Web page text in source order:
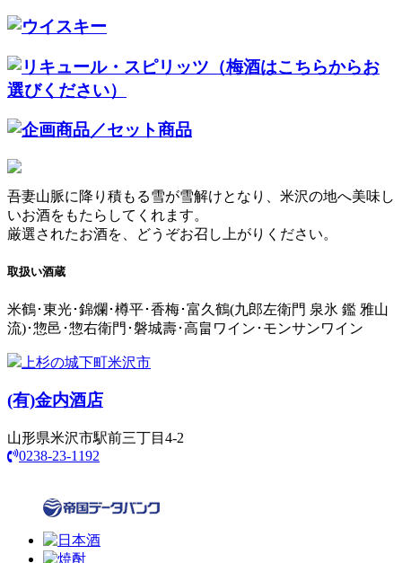
吾妻山脈に降り積もる雪が雪解けとなり、米沢の地へ美味し
いお酒をもたらしてくれます。
厳選されたお酒を、どうぞお召し上がりください。
取扱い酒蔵
米鶴･東光･錦爛･樽平･香梅･富久鶴(九郎左衛門 泉氷 鑑 雅山
流)･惣邑･惣右衛門･磐城壽･高畠ワイン･モンサンワイン
上杉の城下町米沢市
(有)金内酒店
山形県米沢市駅前三丁目4-2
0238-23-1192